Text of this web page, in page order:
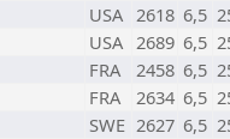
USA 2618 6,5
USA 2689 6,5
FRA 2458 6,5
FRA 2634 6,5
SWE 2627 6,5